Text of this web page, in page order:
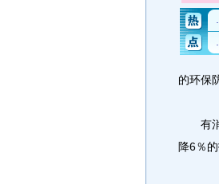
的环保
有消
降6％